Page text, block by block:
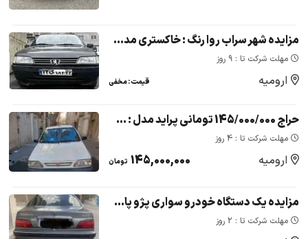
مزایده شهر سراب روا رنگ : خاکستری مدل : 86
مهلت شرکت تا : 9 روز
ارومیه قیمت : مخفی
حراج 145/000/000 تومانی پراید مدل : 1381 ( دوگانه سوز)
مهلت شرکت تا : 4 روز
ارومیه 145,000,000 تومان
مزایده یک دستگاه خودرو سواری پژو پارس مدل 1387
مهلت شرکت تا : 2 روز